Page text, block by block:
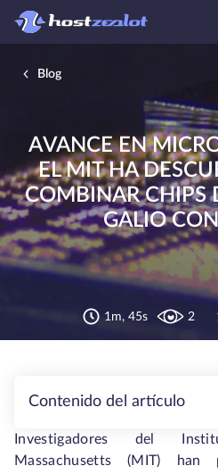
Blog
AVANCE EN
EL MIT HA
COMBINAR CHIPS
GALIO
1m, 45s 2
Contenido del artículo
Investigadores del
Massachusetts (MIT) han